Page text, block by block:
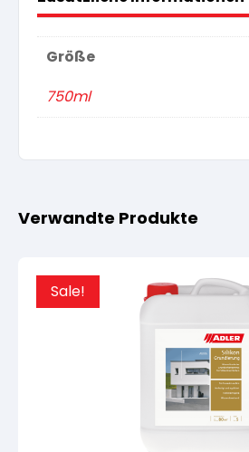
Größe
750ml
Verwandte Produkte
Sale!